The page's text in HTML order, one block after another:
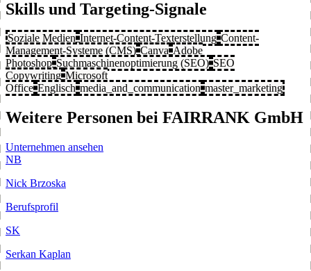
Skills und Targeting-Signale
Soziale Medien Internet-Content-Texterstellung Content-
Management-Systeme (CMS) Canva Adobe
Photoshop Suchmaschinenoptimierung (SEO) SEO
Copywriting Microsoft
Office Englisch media_and_communication master_marketing
Weitere Personen bei FAIRRANK GmbH
Unternehmen ansehen
NB
Nick Brzoska
Berufsprofil
SK
Serkan Kaplan